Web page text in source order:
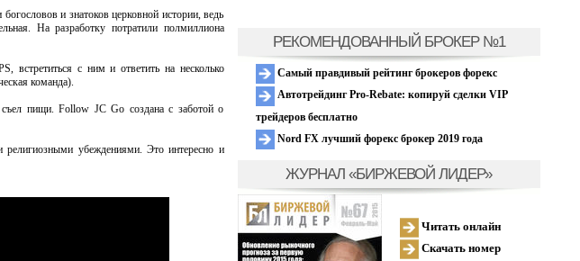
и знатоков церковной истории, ведь
На разработку потратили полмиллиона
встретиться с ним и ответить на несколько
команда).
пищи. Follow JC Go создана с заботой о
религиозными убеждениями. Это интересно и
РЕКОМЕНДОВАННЫЙ БРОКЕР №1
Самый правдивый рейтинг брокеров форекс
Автотрейдинг Pro-Rebate: копируй сделки VIP
трейдеров бесплатно
Nord FX лучший форекс брокер 2019 года
ЖУРНАЛ «БИРЖЕВОЙ ЛИДЕР»
Читать онлайн
Скачать номер